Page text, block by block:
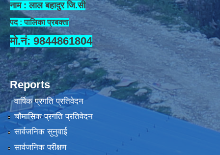
नाम : लाल बहादुर जि.सी
पद : पालिका प्रबक्ता
मो.नं: 9844861804
Reports
वार्षिक प्रगति प्रतिवेदन
चौमासिक प्रगति प्रतिवेदन
सार्वजनिक सुनुवाई
सार्वजनिक परीक्षण